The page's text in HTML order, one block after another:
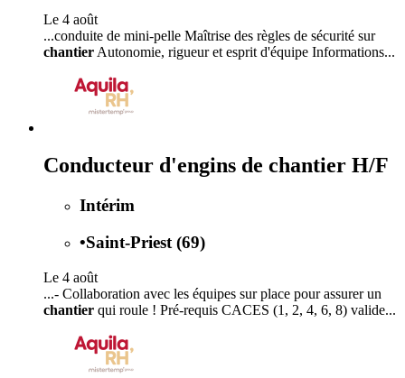
Le 4 août
...conduite de mini-pelle Maîtrise des règles de sécurité sur
chantier Autonomie, rigueur et esprit d'équipe Informations...
Conducteur d'engins de chantier H/F
Intérim
•Saint-Priest (69)
Le 4 août
...- Collaboration avec les équipes sur place pour assurer un
chantier qui roule ! Pré-requis CACES (1, 2, 4, 6, 8) valide...